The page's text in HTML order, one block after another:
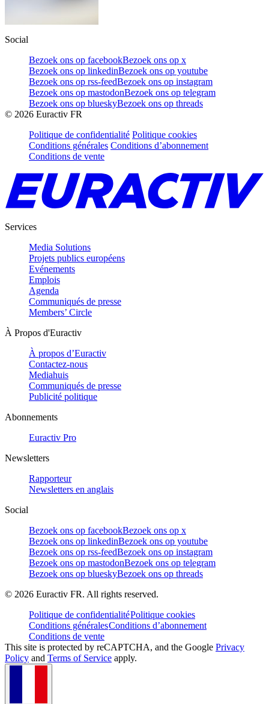
Social
Bezoek ons op facebookBezoek ons op x
Bezoek ons op linkedinBezoek ons op youtube
Bezoek ons op rss-feedBezoek ons op instagram
Bezoek ons op mastodonBezoek ons op telegram
Bezoek ons op blueskyBezoek ons op threads
© 2026 Euractiv FR
Politique de confidentialité Politique cookies
Conditions générales Conditions d’abonnement
Conditions de vente
Services
Media Solutions
Projets publics européens
Evénements
Emplois
Agenda
Communiqués de presse
Members’ Circle
À Propos d'Euractiv
À propos d’Euractiv
Contactez-nous
Mediahuis
Communiqués de presse
Publicité politique
Abonnements
Euractiv Pro
Newsletters
Rapporteur
Newsletters en anglais
Social
Bezoek ons op facebookBezoek ons op x
Bezoek ons op linkedinBezoek ons op youtube
Bezoek ons op rss-feedBezoek ons op instagram
Bezoek ons op mastodonBezoek ons op telegram
Bezoek ons op blueskyBezoek ons op threads
© 2026 Euractiv FR. All rights reserved.
Politique de confidentialitéPolitique cookies
Conditions généralesConditions d’abonnement
Conditions de vente
This site is protected by reCAPTCHA, and the Google Privacy
Policy and Terms of Service apply.